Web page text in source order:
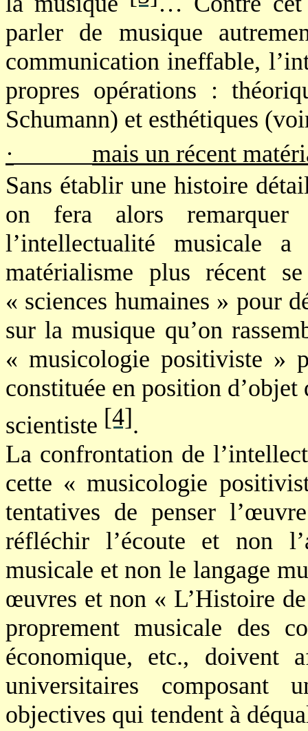
parler de musique
communication ineffable,
propres opérations :
Schumann) et esthétiques
·
mais un récent
Sans établir une histoire
on fera alors remarquer
l’intellectualité musicale
matérialisme plus récent
« sciences humaines » pour
sur la musique qu’on
« musicologie positiviste »
constituée en position
scientiste [4].
La confrontation de
cette « musicologie
tentatives de penser
réfléchir l’écoute et non
musicale et non le langage
œuvres et non « L’Histoire
proprement musicale des
économique, etc., doivent
universitaires
objectives qui tendent à